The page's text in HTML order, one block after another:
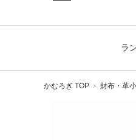
ラ
KEYWORD
かむろぎ TOP 財布・革